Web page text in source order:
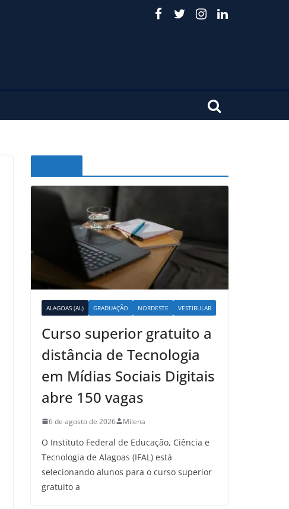
ALAGOAS (AL) GRADUAÇÃO NORDESTE VESTIBULAR
Curso superior gratuito a
distância de Tecnologia
em Mídias Sociais Digitais
abre 150 vagas
6 de agosto de 2026 Milena
O Instituto Federal de Educação, Ciência e
Tecnologia de Alagoas (IFAL) está
selecionando alunos para o curso superior
gratuito a